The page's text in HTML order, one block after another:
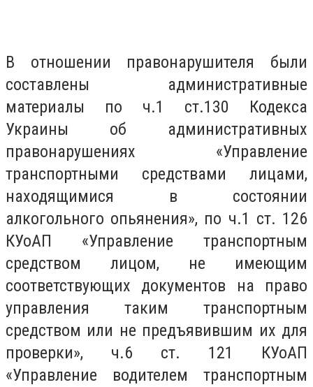
В отношении правонарушителя были
составлены административные
материалы по ч.1 ст.130 Кодекса
Украины об административных
правонарушениях «Управление
транспортными средствами лицами,
находящимися в состоянии
алкогольного опьянения», по ч.1 ст. 126
КУоАП «Управление транспортным
средством лицом, не имеющим
соответствующих документов на право
управления таким транспортным
средством или не предъявившим их для
проверки», ч.6 ст. 121 КУоАП
«Управление водителем транспортным